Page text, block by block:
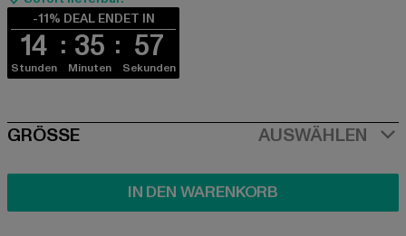
-11% DEAL ENDET IN
14
Stunden
35
Minuten
56
Sekunden
SIZE
GRÖSSE AUSWÄHLEN
IN DEN WARENKORB